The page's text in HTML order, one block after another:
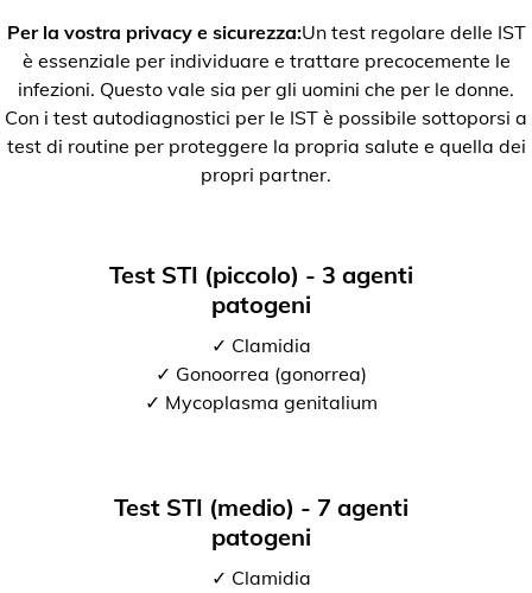
Per la vostra privacy e sicurezza:Un test regolare delle IST
è essenziale per individuare e trattare precocemente le
infezioni. Questo vale sia per gli uomini che per le donne.
Con i test autodiagnostici per le IST è possibile sottoporsi a
test di routine per proteggere la propria salute e quella dei
propri partner.
Test STI (piccolo) - 3 agenti
patogeni
✓ Clamidia
✓ Gonoorrea (gonorrea)
✓ Mycoplasma genitalium
Test STI (medio) - 7 agenti
patogeni
✓ Clamidia